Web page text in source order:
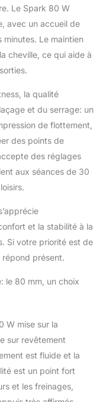
Le Spark 80 W
avec un accueil de
Le maintien
cheville, ce qui aide à
la qualité
et du serrage: un
de flottement,
des points de
des réglages
aux séances de 30
et la stabilité à la
Si votre priorité est de
présent.
le 80 mm, un choix
W mise sur la
sur revêtement
est fluide et la
est un point fort
et les freinages,